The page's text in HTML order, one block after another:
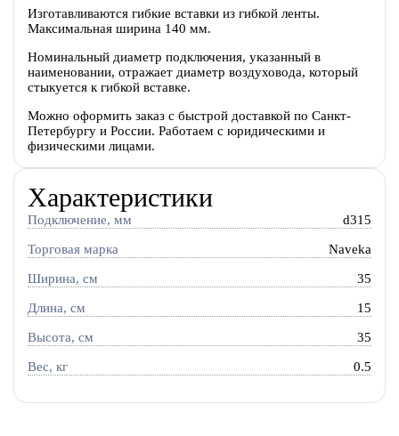
Изготавливаются гибкие вставки из гибкой ленты.
Максимальная ширина 140 мм.
Номинальный диаметр подключения, указанный в
наименовании, отражает диаметр воздуховода, который
стыкуется к гибкой вставке.
Можно оформить заказ с быстрой доставкой по Санкт-
Петербургу и России. Работаем с юридическими и
физическими лицами.
Характеристики
Подключение, мм d315
Торговая марка Naveka
Ширина, см 35
Длина, см 15
Высота, см 35
Вес, кг 0.5